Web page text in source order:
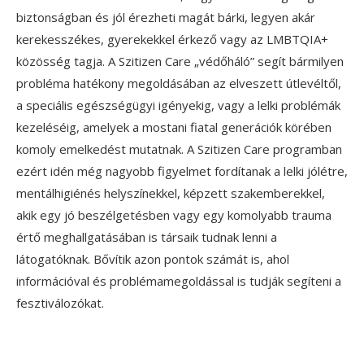
biztonságban és jól érezheti magát bárki, legyen akár
kerekesszékes, gyerekekkel érkező vagy az LMBTQIA+
közösség tagja. A Szitizen Care „védőháló” segít bármilyen
probléma hatékony megoldásában az elveszett útlevéltől,
a speciális egészségügyi igényekig, vagy a lelki problémák
kezeléséig, amelyek a mostani fiatal generációk körében
komoly emelkedést mutatnak. A Szitizen Care programban
ezért idén még nagyobb figyelmet fordítanak a lelki jólétre,
mentálhigiénés helyszínekkel, képzett szakemberekkel,
akik egy jó beszélgetésben vagy egy komolyabb trauma
értő meghallgatásában is társaik tudnak lenni a
látogatóknak. Bővítik azon pontok számát is, ahol
információval és problémamegoldással is tudják segíteni a
fesztiválozókat.